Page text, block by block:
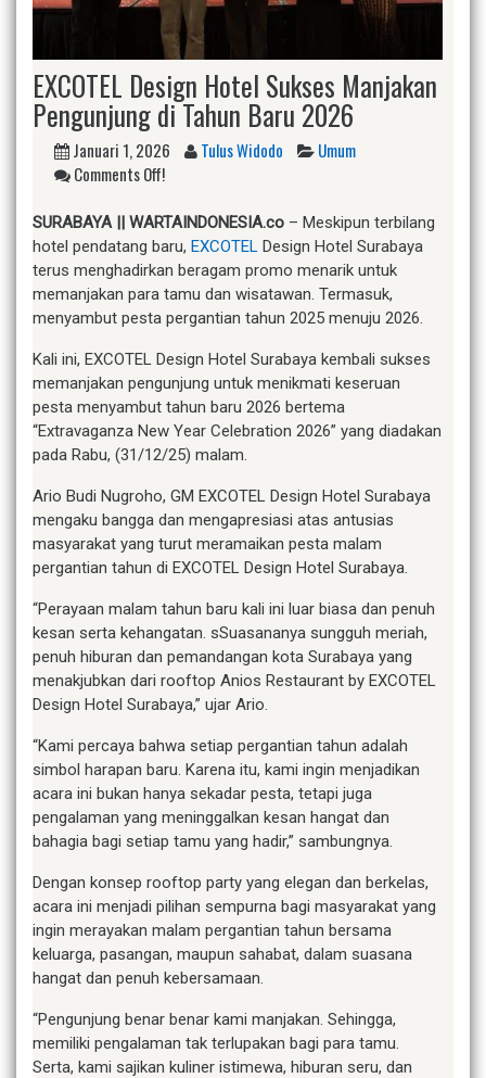
EXCOTEL Design Hotel Sukses Manjakan
Pengunjung di Tahun Baru 2026
Januari 1, 2026 Tulus Widodo
Umum
Comments Off!
SURABAYA || WARTAINDONESIA.co – Meskipun terbilang
hotel pendatang baru, EXCOTEL Design Hotel Surabaya
terus menghadirkan beragam promo menarik untuk
memanjakan para tamu dan wisatawan. Termasuk,
menyambut pesta pergantian tahun 2025 menuju 2026.
Kali ini, EXCOTEL Design Hotel Surabaya kembali sukses
memanjakan pengunjung untuk menikmati keseruan
pesta menyambut tahun baru 2026 bertema
“Extravaganza New Year Celebration 2026” yang diadakan
pada Rabu, (31/12/25) malam.
Ario Budi Nugroho, GM EXCOTEL Design Hotel Surabaya
mengaku bangga dan mengapresiasi atas antusias
masyarakat yang turut meramaikan pesta malam
pergantian tahun di EXCOTEL Design Hotel Surabaya.
“Perayaan malam tahun baru kali ini luar biasa dan penuh
kesan serta kehangatan. sSuasananya sungguh meriah,
penuh hiburan dan pemandangan kota Surabaya yang
menakjubkan dari rooftop Anios Restaurant by EXCOTEL
Design Hotel Surabaya,” ujar Ario.
“Kami percaya bahwa setiap pergantian tahun adalah
simbol harapan baru. Karena itu, kami ingin menjadikan
acara ini bukan hanya sekadar pesta, tetapi juga
pengalaman yang meninggalkan kesan hangat dan
bahagia bagi setiap tamu yang hadir,” sambungnya.
Dengan konsep rooftop party yang elegan dan berkelas,
acara ini menjadi pilihan sempurna bagi masyarakat yang
ingin merayakan malam pergantian tahun bersama
keluarga, pasangan, maupun sahabat, dalam suasana
hangat dan penuh kebersamaan.
“Pengunjung benar benar kami manjakan. Sehingga,
memiliki pengalaman tak terlupakan bagi para tamu.
Serta, kami sajikan kuliner istimewa, hiburan seru, dan